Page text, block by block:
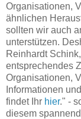
Organisationen,
ähnlichen
sollten wir auch
unterstützen.
Reinhardt
entsprechendes
Organisationen,
Informationen
findet Ihr hier." -
diesem